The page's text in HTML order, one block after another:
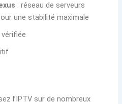
: réseau de serveurs
une stabilité maximale
l’IPTV sur de nombreux